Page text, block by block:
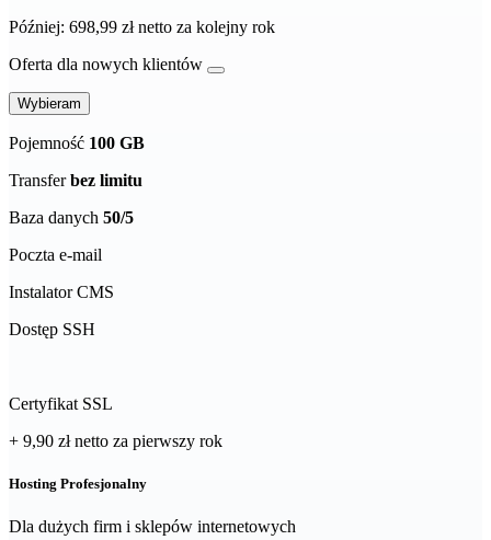
Później: 698,99 zł netto za kolejny rok
Oferta dla nowych klientów
Wybieram
Pojemność 100 GB
Transferbez limitu
Baza danych 50/5
Poczta e-mail
Instalator CMS
Dostęp SSH
Certyfikat SSL
+ 9,90 złnetto za pierwszy rok
Hosting Profesjonalny
Dla dużych firm i sklepów internetowych